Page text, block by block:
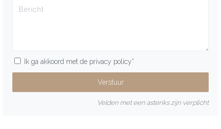
Ik ga akkoord met de privacy policy*
Velden met een asteriks zijn verplicht